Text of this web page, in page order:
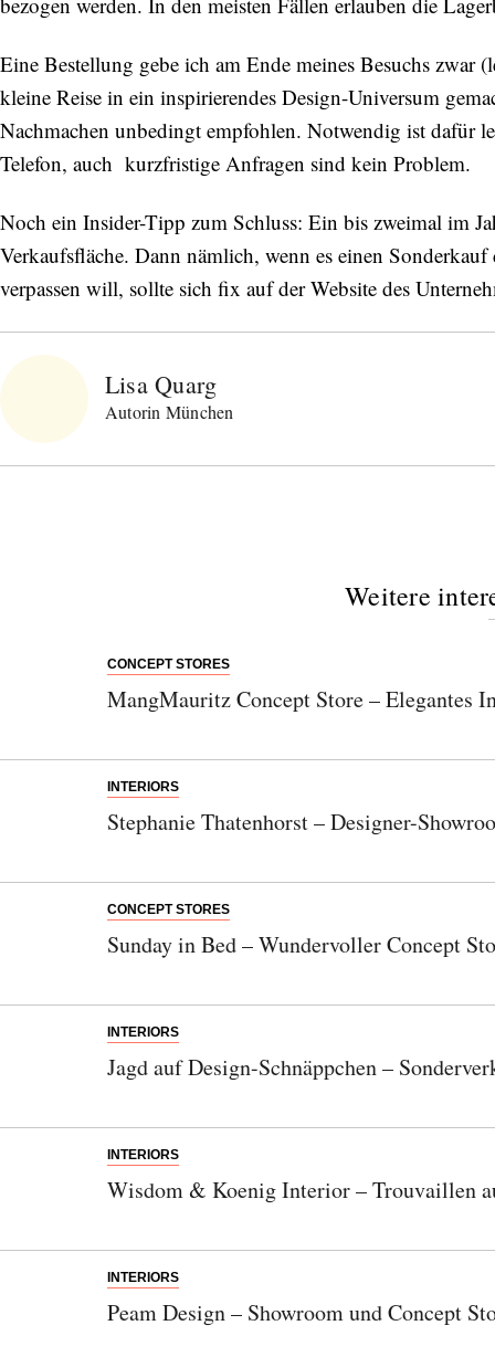
Eine Bestellung gebe ich am Ende meines Besuchs
kleine Reise in ein inspirierendes Design-Universum
Nachmachen unbedingt empfohlen. Notwendig ist dafür
Telefon, auch kurzfristige Anfragen sind kein Problem.
Noch ein Insider-Tipp zum Schluss: Ein bis zweimal im
Verkaufsfläche. Dann nämlich, wenn es einen
verpassen will, sollte sich fix auf der Website des
Lisa Quarg
Autorin München
Weitere
CONCEPT STORES
MangMauritz Concept Store – Elegantes
INTERIORS
Stephanie Thatenhorst – Designer-
CONCEPT STORES
Sunday in Bed – Wundervoller Concept
INTERIORS
Jagd auf Design-Schnäppchen –
INTERIORS
Wisdom & Koenig Interior – Trouvaillen
INTERIORS
Peam Design – Showroom und Concept